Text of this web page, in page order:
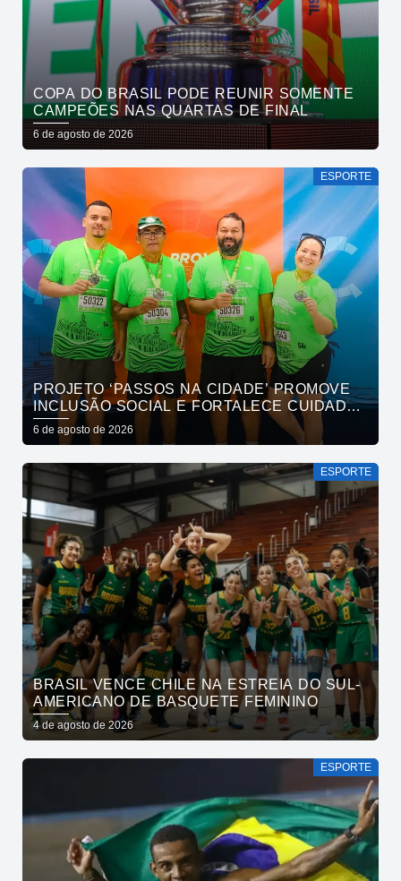
COPA DO BRASIL PODE REUNIR SOMENTE
CAMPEÕES NAS QUARTAS DE FINAL
6 de agosto de 2026
ESPORTE
PROJETO ‘PASSOS NA CIDADE’ PROMOVE
INCLUSÃO SOCIAL E FORTALECE CUIDADO
EM SAÚDE MENTAL POR MEIO DA CORRIDA
6 de agosto de 2026
ESPORTE
BRASIL VENCE CHILE NA ESTREIA DO SUL-
AMERICANO DE BASQUETE FEMININO
4 de agosto de 2026
ESPORTE